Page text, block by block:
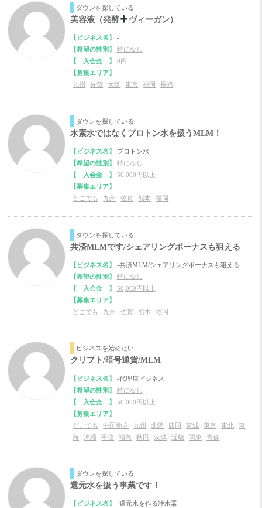
ダウンを探している
美容液（発酵 ヴィーガン）
【ビジネス名】
-
【希望の性別】
特になし
【 入会金 】
0円
【募集エリア】
九州
|佐賀 大阪 |東京 |福岡 |長崎
ダウンを探している
水素水ではなくプロトン水を扱うMLM！
【ビジネス名】
プロトン水
【希望の性別】
特になし
【 入会金 】
50,000円以上
【募集エリア】
どこでも
九州 |佐賀 熊本 |福岡
ダウンを探している
共済MLMです/シェアリングボーナスも狙える
【ビジネス名】
-共済MLM/シェアリングボーナスも狙える
【希望の性別】
特になし
【 入会金 】
50,000円以上
【募集エリア】
どこでも
九州 |佐賀 熊本 |福岡
ビジネスを始めたい
クリプト/暗号通貨/MLM
【ビジネス名】
-代理店ビジネス
【希望の性別】
特になし
【 入会金 】
50,000円以上
【募集エリア】
どこでも
|中国地方 九州 |北陸 四国 |宮城 |東京 |東北 |東
海 |沖縄 甲信 |福島 |秋田 |茨城 |近畿 関東 青森
ダウンを探している
還元水を扱う事業です！
【ビジネス名】
-還元水を作る浄水器